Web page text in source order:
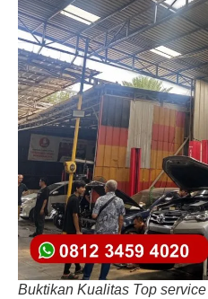
Buktikan Kualitas Top